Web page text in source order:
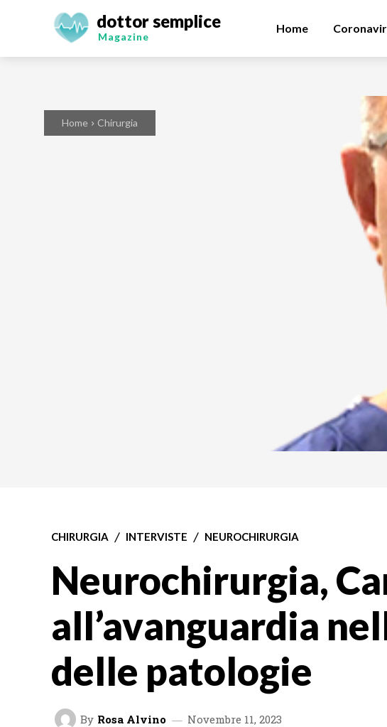
dottor semplice
Magazine
Home
Home Chirurgia
CHIRURGIA INTERVISTE NEUROCHIRURGIA
Neurochirurgia,
all’avanguardia
delle patologie
By Rosa Alvino Novembre 11, 2023